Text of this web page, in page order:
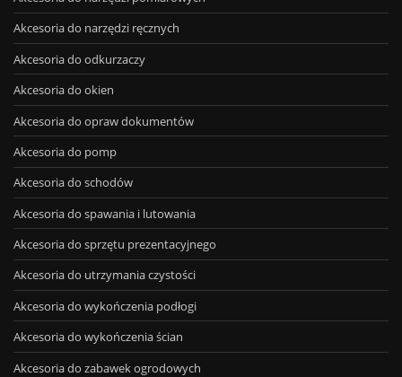
Akcesoria do narzędzi ręcznych
Akcesoria do odkurzaczy
Akcesoria do okien
Akcesoria do opraw dokumentów
Akcesoria do pomp
Akcesoria do schodów
Akcesoria do spawania i lutowania
Akcesoria do sprzętu prezentacyjnego
Akcesoria do utrzymania czystości
Akcesoria do wykończenia podłogi
Akcesoria do wykończenia ścian
Akcesoria do zabawek ogrodowych